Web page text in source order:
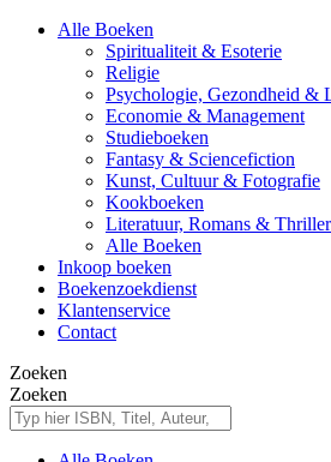
Alle Boeken
Spiritualiteit & Esoterie
Religie
Psychologie, Gezondheid &
Economie & Management
Studieboeken
Fantasy & Sciencefiction
Kunst, Cultuur & Fotografie
Kookboeken
Literatuur, Romans &
Alle Boeken
Inkoop boeken
Boekenzoekdienst
Klantenservice
Contact
Zoeken
Zoeken